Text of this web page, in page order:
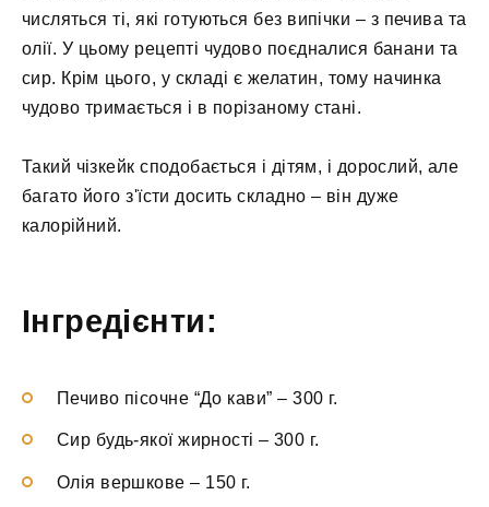
числяться ті, які готуються без випічки – з печива та
олії. У цьому рецепті чудово поєдналися банани та
сир. Крім цього, у складі є желатин, тому начинка
чудово тримається і в порізаному стані.
Такий чізкейк сподобається і дітям, і дорослий, але
багато його з'їсти досить складно – він дуже
калорійний.
Інгредієнти:
Печиво пісочне “До кави” –300 г.
Сир будь-якої жирності –300 г.
Олія вершкове – 150 г.